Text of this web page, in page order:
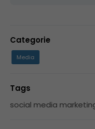
Categorie
Media
Tags
social media